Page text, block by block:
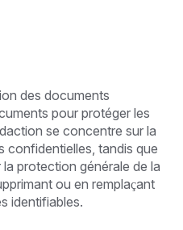
des documents
pour protéger les
se concentre sur la
confidentielles, tandis que
protection générale de la
ou en remplaçant
identifiables.